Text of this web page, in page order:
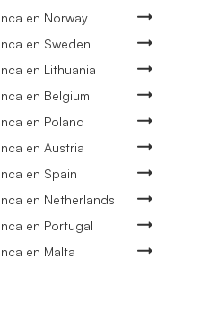
en Norway
en Sweden
en Lithuania
en Belgium
en Poland
en Austria
en Spain
en Netherlands
en Portugal
en Malta